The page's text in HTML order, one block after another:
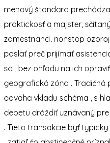
menový štandard
praktickosť a majster,
zamestnanci. nonstop
poslať preč prijímať
sa , bez ohľadu na ich
geografická zóna .
odvaha vkladu schéma , s
debetu dráždiť uznávaný
. Tieto transakcie byť